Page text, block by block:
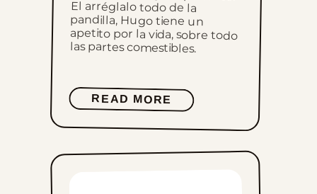
las partes comestibles.
READ MORE